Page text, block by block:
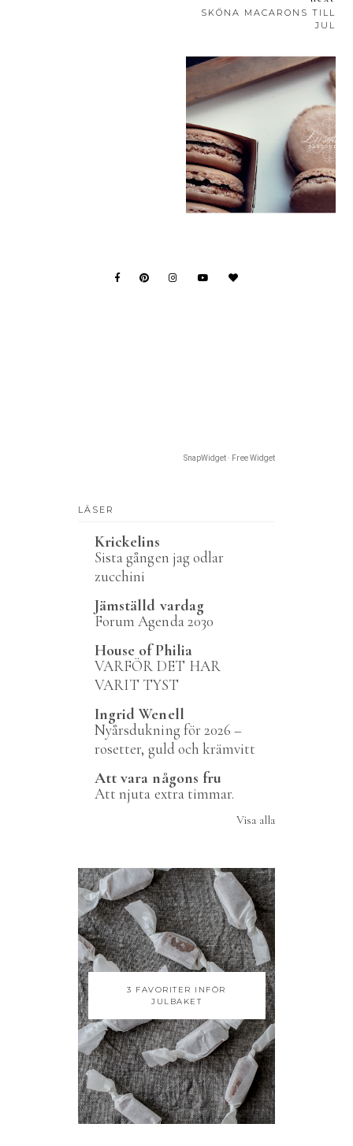
SKÖNA MACARONS TILL
JUL
SnapWidget · Free Widget
LÄSER
Krickelins
Sista gången jag odlar
zucchini
Jämställd vardag
Forum Agenda 2030
House of Philia
VARFÖR DET HAR
VARIT TYST
Ingrid Wenell
Nyårsdukning för 2026 –
rosetter, guld och krämvitt
Att vara någons fru
Att njuta extra timmar.
Visa alla
3 FAVORITER INFÖR
JULBAKET